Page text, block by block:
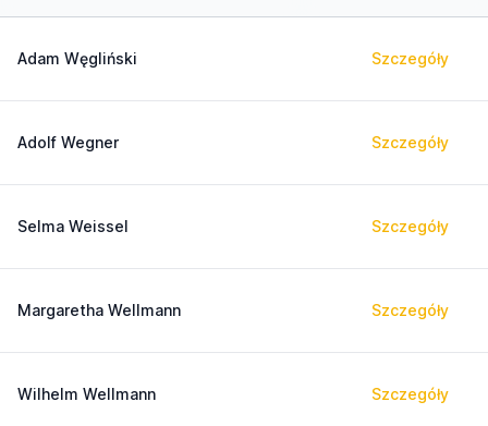
Adam Węgliński Szczegóły
Adolf Wegner Szczegóły
Selma Weissel Szczegóły
Margaretha Wellmann Szczegóły
Wilhelm Wellmann Szczegóły